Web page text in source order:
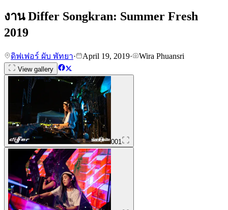
งาน Differ Songkran: Summer Fresh
2019
ดิฟเฟอร์ ผับ พัทยา· April 19, 2019· Wira Phuansri
View gallery
001